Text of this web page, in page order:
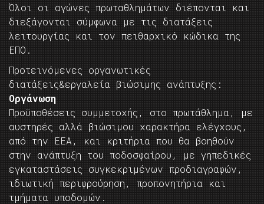
Όλοι οι αγώνες πρωταθλημάτων διέπονται και
διεξάγονται σύμφωνα με τις διατάξεις
λειτουργίας και τον πειθαρχικό κώδικα της
ΕΠΟ.
Προτεινόμενες οργανωτικές
διατάξεις&εργαλεία βιώσιμης ανάπτυξης:
Οργάνωση
Προϋποθέσεις συμμετοχής, στο πρωτάθλημα, με
αυστηρές αλλά βιώσιμου χαρακτήρα ελέγχους,
από την ΕΕΑ, και κριτήρια που θα βοηθούν
στην ανάπτυξη του ποδοσφαίρου, με γηπεδικές
εγκαταστάσεις συγκεκριμένων προδιαγραφών,
ιδιωτική περιφρούρηση, προπονητήρια και
τμήματα υποδομών.